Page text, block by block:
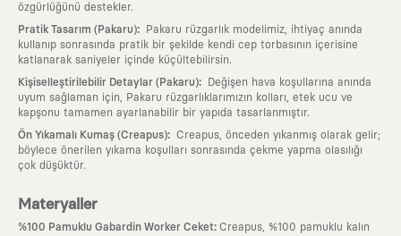
özgürlüğünü destekler.
Pratik Tasarım (Pakaru):
Pakaru rüzgarlık modelimiz, ihtiyaç anında
kullanıp sonrasında pratik bir şekilde kendi cep torbasının içerisine
katlanarak saniyeler içinde küçültebilirsin.
Kişiselleştirilebilir Detaylar (Pakaru):
Değişen hava koşullarına anında
uyum sağlaman için, Pakaru rüzgarlıklarımızın kolları, etek ucu ve
kapşonu tamamen ayarlanabilir bir yapıda tasarlanmıştır.
Ön Yıkamalı Kumaş (Creapus): Creapus, önceden yıkanmış olarak gelir;
böylece önerilen yıkama koşulları sonrasında çekme yapma olasılığı
çok düşüktür.
Materyaller
%100 Pamuklu Gabardin Worker Ceket: Creapus, %100 pamuklu kalın